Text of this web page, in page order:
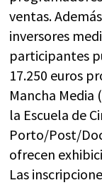
ventas.
inversores
participantes
17.250 euros
Mancha Media
la Escuela de
Porto/Post/
ofrecen
Las